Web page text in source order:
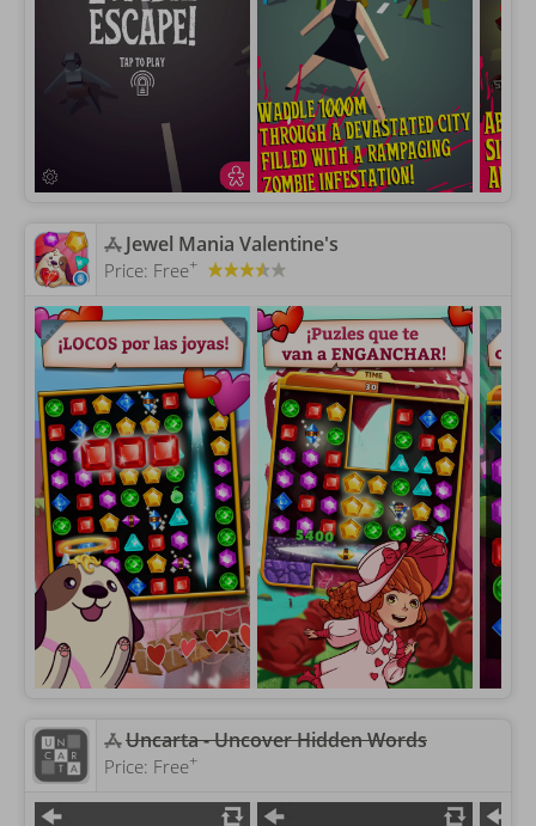
‎Jewel Mania Valentine's
Price: Free+
Uncarta - Uncover Hidden Words
Price: Free+